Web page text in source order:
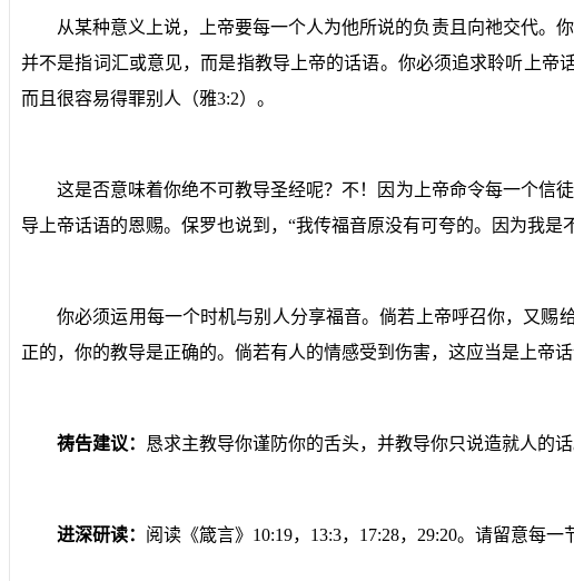
从某种意义上说，上帝要每一个人为他所说的负责且向祂交代。
并不是指词汇或意见，而是指教导上帝的话语。你必须追求聆听上
而且很容易得罪别人（雅3:2）。
这是否意味着你绝不可教导圣经呢？不！因为上帝命令每一个
导上帝话语的恩赐。保罗也说到，“我传福音原没有可夸的。因为我
你必须运用每一个时机与别人分享福音。倘若上帝呼召你，又
正的，你的教导是正确的。倘若有人的情感受到伤害，这应当是上帝
祷告建议： 恳求主教导你谨防你的舌头，并教导你只说造就人的话
进深研读： 阅读《箴言》 10:19， 13:3， 17:28， 29:20。请留意每一